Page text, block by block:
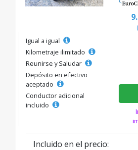
Igual a igual
Kilometraje ilimitado
Reunirse y Saludar
Depósito en efectivo
aceptado
Conductor adicional
incluido
Incluido en el precio: